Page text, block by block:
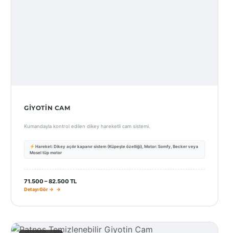
GIYOTIN CAM
Kumandayla kontrol edilen dikey hareketli cam sistemi.
Hareket: Dikey açılır kapanır sistem (Küpeşte özelliği), Motor: Somfy, Becker veya
Mosel tüp motor
71.500 – 82.500 TL
Detayı Gör →